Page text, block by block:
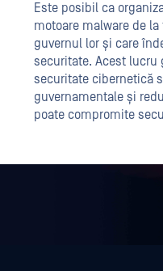
Este posibil ca
motoare malware de
guvernul lor și care
securitate. Acest lucru
securitate cibernetică
guvernamentale și
poate compromite